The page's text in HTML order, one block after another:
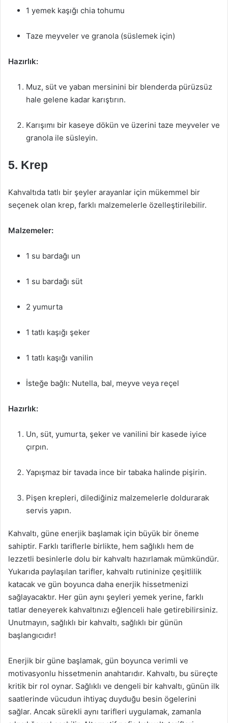
1 yemek kaşığı chia tohumu
Taze meyveler ve granola (süslemek için)
Hazırlık:
Muz, süt ve yaban mersinini bir blenderda pürüzsüz
hale gelene kadar karıştırın.
Karışımı bir kaseye dökün ve üzerini taze meyveler ve
granola ile süsleyin.
5. Krep
Kahvaltıda tatlı bir şeyler arayanlar için mükemmel bir
seçenek olan krep, farklı malzemelerle özelleştirilebilir.
Malzemeler:
1 su bardağı un
1 su bardağı süt
2 yumurta
1 tatlı kaşığı şeker
1 tatlı kaşığı vanilin
İsteğe bağlı: Nutella, bal, meyve veya reçel
Hazırlık:
Un, süt, yumurta, şeker ve vanilini bir kasede iyice
çırpın.
Yapışmaz bir tavada ince bir tabaka halinde pişirin.
Pişen krepleri, dilediğiniz malzemelerle doldurarak
servis yapın.
Kahvaltı, güne enerjik başlamak için büyük bir öneme
sahiptir. Farklı tariflerle birlikte, hem sağlıklı hem de
lezzetli besinlerle dolu bir kahvaltı hazırlamak mümkündür.
Yukarıda paylaşılan tarifler, kahvaltı rutininize çeşitlilik
katacak ve gün boyunca daha enerjik hissetmenizi
sağlayacaktır. Her gün aynı şeyleri yemek yerine, farklı
tatlar deneyerek kahvaltınızı eğlenceli hale getirebilirsiniz.
Unutmayın, sağlıklı bir kahvaltı, sağlıklı bir günün
başlangıcıdır!
Enerjik bir güne başlamak, gün boyunca verimli ve
motivasyonlu hissetmenin anahtarıdır. Kahvaltı, bu süreçte
kritik bir rol oynar. Sağlıklı ve dengeli bir kahvaltı, günün ilk
saatlerinde vücudun ihtiyaç duyduğu besin ögelerini
sağlar. Ancak sürekli aynı tarifleri uygulamak, zamanla